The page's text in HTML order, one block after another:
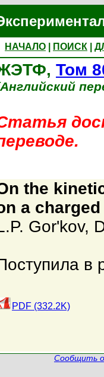
НАЧАЛО ПОИСК
Том
the
a
Gor'kov,
в
PDF (332.2K)
Сообщить о